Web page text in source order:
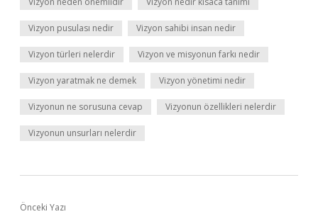
Vizyon pusulası nedir Vizyon sahibi insan nedir
Vizyon türleri nelerdir Vizyon ve misyonun farkı nedir
Vizyon yaratmak ne demek Vizyon yönetimi nedir
Vizyonun ne sorusuna cevap Vizyonun özellikleri nelerdir
Vizyonun unsurları nelerdir
Önceki Yazı